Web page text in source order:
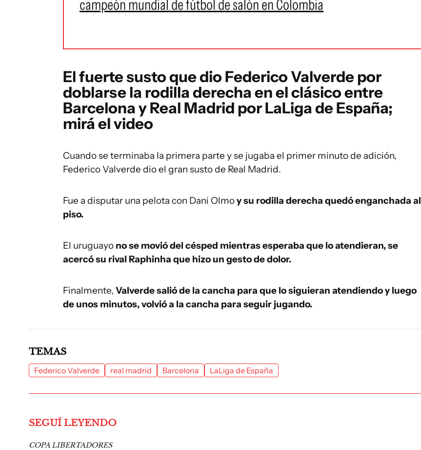
campeón mundial de fútbol de salón en Colombia
El fuerte susto que dio Federico Valverde por
doblarse la rodilla derecha en el clásico entre
Barcelona y Real Madrid por LaLiga de España;
mirá el video
Cuando se terminaba la primera parte y se jugaba el primer minuto de adición,
Federico Valverde dio el gran susto de Real Madrid.
Fue a disputar una pelota con Dani Olmoy su rodilla derecha quedó enganchada al
piso.
El uruguayo no se movió del césped mientras esperaba que lo atendieran, se
acercó su rival Raphinha que hizo un gesto de dolor.
Finalmente, Valverde salió de la cancha para que lo siguieran atendiendo y luego
de unos minutos, volvió a la cancha para seguir jugando.
TEMAS
Federico Valverde real madrid Barcelona LaLiga de España
SEGUÍ LEYENDO
COPA LIBERTADORES